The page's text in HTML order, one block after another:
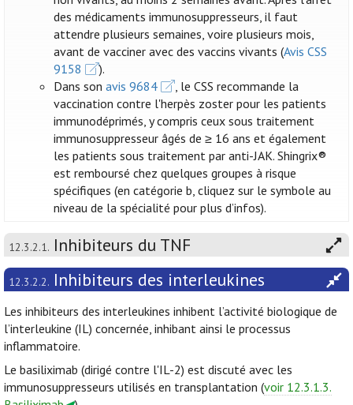
des médicaments immunosuppresseurs, il faut
attendre plusieurs semaines, voire plusieurs mois,
avant de vacciner avec des vaccins vivants (Avis CSS
9158
).
Dans sonavis 9684
, le CSS recommande la
vaccination contre l'herpès zoster pour les patients
immunodéprimés, y compris ceux sous traitement
immunosuppresseur âgés de ≥ 16 ans et également
les patients sous traitement par anti-JAK. Shingrix®
est remboursé chez quelques groupes à risque
spécifiques (en catégorie b, cliquez sur le symbole au
niveau de la spécialité pour plus d’infos).
12.3.2.1. Inhibiteurs du TNF
12.3.2.2. Inhibiteurs des interleukines
Les inhibiteurs des interleukines inhibent l’activité biologique de
l’interleukine (IL) concernée, inhibant ainsi le processus
inflammatoire.
Le basiliximab (dirigé contre l'IL-2) est discuté avec les
immunosuppresseurs utilisés en transplantation (voir 12.3.1.3.